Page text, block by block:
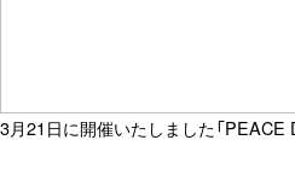
3月21日に開催いたしました「PEACE